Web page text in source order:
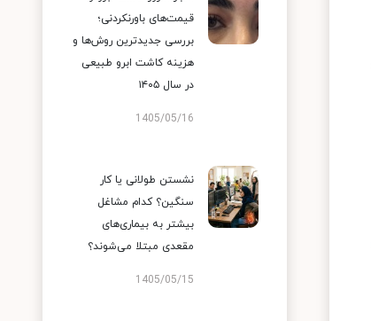
قیمت‌های باورنکردنی؛
بررسی جدیدترین روش‌ها و
هزینه کاشت ابرو طبیعی
در سال ۱۴۰۵
1405/05/16
نشستن طولانی یا کار
سنگین؟ کدام مشاغل
بیشتر به بیماری‌های
مقعدی مبتلا می‌شوند؟
1405/05/15